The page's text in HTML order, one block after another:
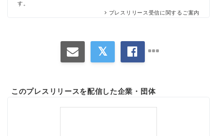
す。
プレスリリース受信に関するご案内
このプレスリリースを配信した企業・団体